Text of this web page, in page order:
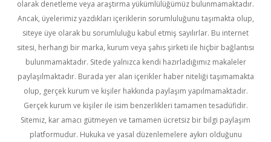
olarak denetleme veya araştırma yükümlülüğümüz bulunmamaktadır.
Ancak, üyelerimiz yazdıkları içeriklerin sorumluluğunu taşımakta olup,
siteye üye olarak bu sorumluluğu kabul etmiş sayılırlar. Bu internet
sitesi, herhangi bir marka, kurum veya şahıs şirketi ile hiçbir bağlantısı
bulunmamaktadır. Sitede yalnızca kendi hazırladığımız makaleler
paylaşılmaktadır. Burada yer alan içerikler haber niteliği taşımamakta
olup, gerçek kurum ve kişiler hakkında paylaşım yapılmamaktadır.
Gerçek kurum ve kişiler ile isim benzerlikleri tamamen tesadüfidir.
Sitemiz, kar amacı gütmeyen ve tamamen ücretsiz bir bilgi paylaşım
platformudur. Hukuka ve yasal düzenlemelere aykırı olduğunu